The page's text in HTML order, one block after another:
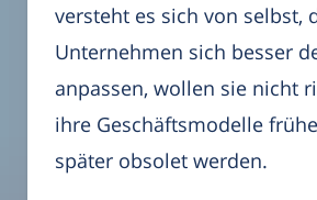
versteht es sich von selbst,
Unternehmen sich besser
anpassen, wollen sie nicht
ihre Geschäftsmodelle
später obsolet werden.